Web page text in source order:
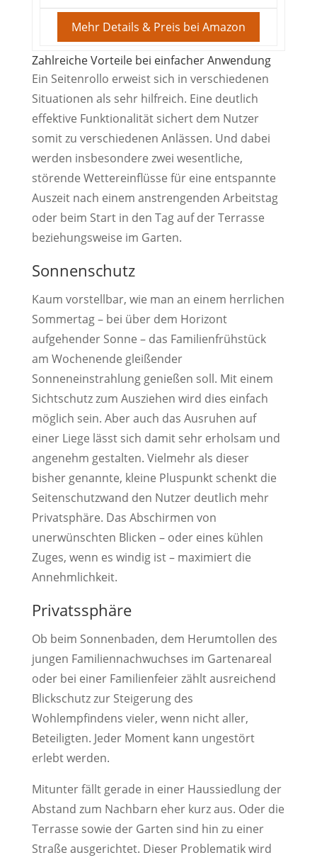
Mehr Details & Preis bei Amazon
Zahlreiche Vorteile bei einfacher Anwendung
Ein Seitenrollo erweist sich in verschiedenen
Situationen als sehr hilfreich. Eine deutlich
effektive Funktionalität sichert dem Nutzer
somit zu verschiedenen Anlässen. Und dabei
werden insbesondere zwei wesentliche,
störende Wettereinflüsse für eine entspannte
Auszeit nach einem anstrengenden Arbeitstag
oder beim Start in den Tag auf der Terrasse
beziehungsweise im Garten.
Sonnenschutz
Kaum vorstellbar, wie man an einem herrlichen
Sommertag – bei über dem Horizont
aufgehender Sonne – das Familienfrühstück
am Wochenende gleißender
Sonneneinstrahlung genießen soll. Mit einem
Sichtschutz zum Ausziehen wird dies einfach
möglich sein. Aber auch das Ausruhen auf
einer Liege lässt sich damit sehr erholsam und
angenehm gestalten. Vielmehr als dieser
bisher genannte, kleine Pluspunkt schenkt die
Seitenschutzwand den Nutzer deutlich mehr
Privatsphäre. Das Abschirmen von
unerwünschten Blicken – oder eines kühlen
Zuges, wenn es windig ist – maximiert die
Annehmlichkeit.
Privatssphäre
Ob beim Sonnenbaden, dem Herumtollen des
jungen Familiennachwuchses im Gartenareal
oder bei einer Familienfeier zählt ausreichend
Blickschutz zur Steigerung des
Wohlempfindens vieler, wenn nicht aller,
Beteiligten. Jeder Moment kann ungestört
erlebt werden.
Mitunter fällt gerade in einer Haussiedlung der
Abstand zum Nachbarn eher kurz aus. Oder die
Terrasse sowie der Garten sind hin zu einer
Straße ausgerichtet. Dieser Problematik wird